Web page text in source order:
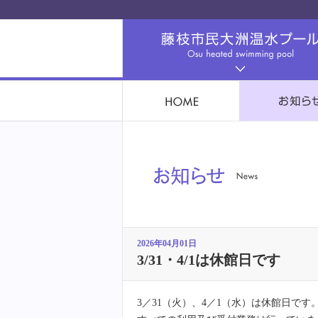
2026年04月01日
3/31・4/1は休館日です
3／31（火）、4／1（水）は休館日です